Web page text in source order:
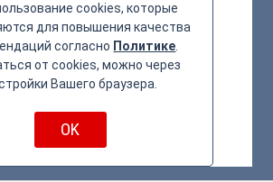
cookies, которые
для повышения качества
согласно Политике
от cookies, можно через
Вашего браузера.
OK